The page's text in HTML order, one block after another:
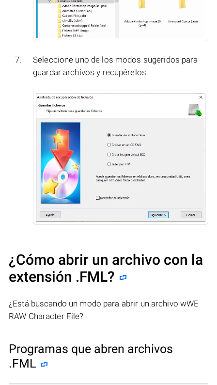
Seleccione uno de los modos sugeridos para
guardar archivos y recupérelos.
¿Cómo abrir un archivo con la
extensión .FML?
¿Está buscando un modo para abrir un archivo wWE
RAW Character File?
Programas que abren archivos
.FML